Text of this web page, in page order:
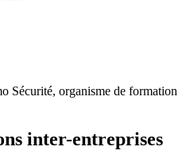
Sécurité, organisme de formation
inter-entreprises